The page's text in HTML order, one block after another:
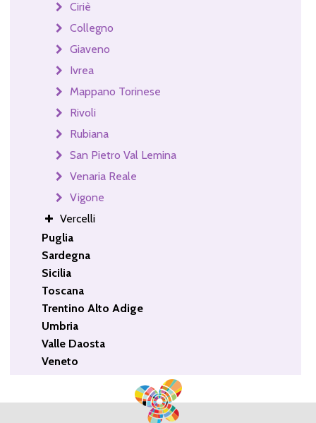
Ciriè
Collegno
Giaveno
Ivrea
Mappano Torinese
Rivoli
Rubiana
San Pietro Val Lemina
Venaria Reale
Vigone
Vercelli
Puglia
Sardegna
Sicilia
Toscana
Trentino Alto Adige
Umbria
Valle Daosta
Veneto